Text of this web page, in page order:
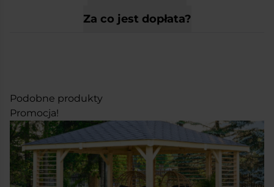
Za co jest dopłata?
Podobne produkty
Promocja!